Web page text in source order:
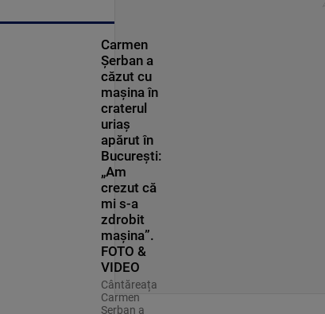
Carmen
Șerban a
căzut cu
mașina în
craterul
uriaș
apărut în
București:
„Am
crezut că
mi s-a
zdrobit
mașina”.
FOTO &
VIDEO
Cântăreața
Carmen
Șerban a